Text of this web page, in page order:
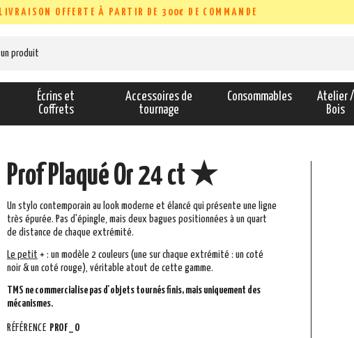
LIVRAISON OFFERTE À PARTIR DE 300€ DE COMMANDE
Écrins et
Coffrets
Accessoires de
tournage
Consommables
Atelier /
Bois
Prof Plaqué Or 24 ct ★
Un stylo contemporain au look moderne et élancé quiprésente une ligne
très épurée. Pas d'épingle, mais deux bagues positionnées à un quart
de distance de chaque extrémité.
Le petit +: unmodèle 2 couleurs (une sur chaque extrémité : un coté
noir & un coté rouge), véritable atout de cette gamme.
TMS ne commercialise pas d'objets tournés finis, mais uniquement des
mécanismes.
RÉFÉRENCE PROF_O